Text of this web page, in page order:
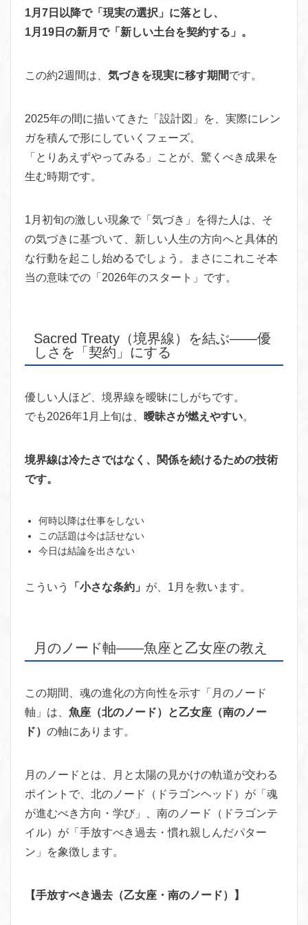
1月7日以降で「現実の選択」に落とし、
1月19日の新月で「新しい土台を契約する」。
この約2週間は、 気づきを現実に移す期間です。
2025年の間に描いてきた「設計図」を、実際にレン
ガを積んで形にしていくフェーズ。
「とりあえずやってみる」ことが、驚くべき成果を
生む時期です。
1月初旬の激しい現象で「気づき」を得た人は、そ
の気づきに基づいて、新しい人生の方向へと具体的
な行動を起こし始めるでしょう。まさにこれこそ本
当の意味での「2026年のスタート」です。
Sacred Treaty（境界線）を結ぶ——優
しさを「契約」にする
優しい人ほど、境界線を曖昧にしがちです。
でも2026年1月上旬は、
曖昧さが燃えやすい。
境界線は冷たさではなく、関係を続けるための技術
です。
何時以降は仕事をしない
この話題は今は話せない
今日は結論を出さない
こういう 「小さな条約」 が、1月を救います。
月のノード軸——魚座と乙女座の教え
この期間、魂の進化の方向性を示す「月のノード
軸」は、 魚座（北のノード）と乙女座（南のノー
ド） の軸にあります。
月のノードとは、月と太陽の見かけの軌道が交わる
ポイントで、北のノード（ドラゴンヘッド）が「魂
が進むべき方向・学び」、南のノード（ドラゴンテ
イル）が「手放すべき過去・慣れ親しんだパター
ン」を象徴します。
【手放すべき過去（乙女座・南のノード）】